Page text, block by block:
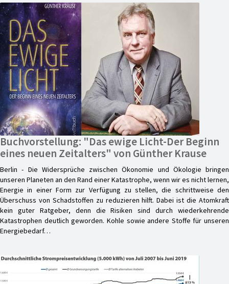
Buchvorstellung: "Das ewige Licht-Der Beginn
eines neuen Zeitalters" von Günther Krause
Berlin - Die Widersprüche zwischen Ökonomie und Ökologie bringen
unseren Planeten an den Rand einer Katastrophe, wenn wir es nicht lernen,
Energie in einer Form zur Verfügung zu stellen, die schrittweise den
Überschuss von Schadstoffen zu reduzieren hilft. Dabei ist die Atomkraft
kein guter Ratgeber, denn die Risiken sind durch wiederkehrende
Katastrophen deutlich geworden. Kohle sowie andere Stoffe für unseren
Energiebedarf…